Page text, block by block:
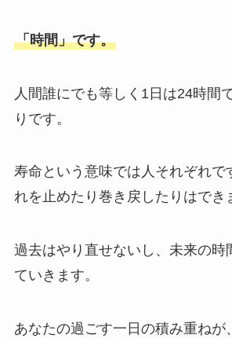
「時間」です。
人間誰にでも等しく1日は24時間
りです。
寿命という意味では人それぞれで
れを止めたり巻き戻したりはでき
過去はやり直せないし、未来の時
ていきます。
あなたの過ごす一日の積み重ねが